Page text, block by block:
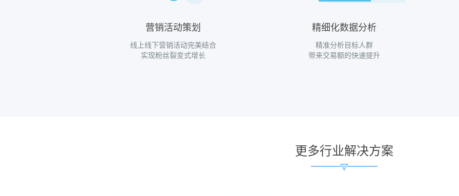
营销活动策划
线上线下营销活动完美结合
实现粉丝裂变式增长
精细化数据分析
精准分析目标人群
带来交易额的快速提升
更多行业解决方案